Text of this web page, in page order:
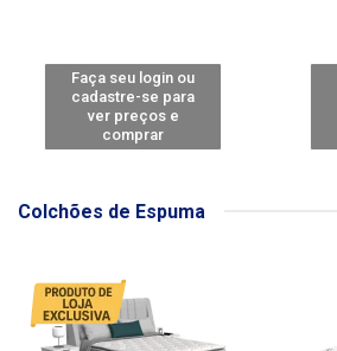
Faça seu login ou
cadastre-se para
ver preços e
comprar
Colchões de Espuma